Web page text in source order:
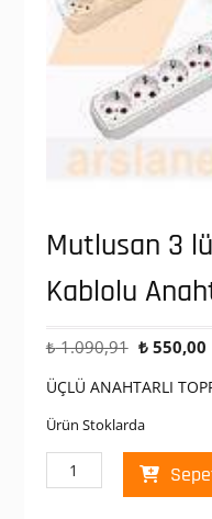
Mutlusan 3
Kablolu
₺1.090,91 Orijinal
₺
₺550,00
ÜÇLÜ ANAHTARLI
Ürün Stoklarda
Mutlusan
3